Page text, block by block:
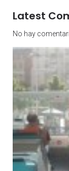
Latest
No hay